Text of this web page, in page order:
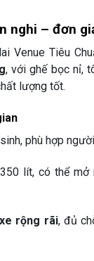
nghi – đơn
Venue Tiêu
, với ghế bọc nỉ,
lượng tốt.
phù hợp
350 lít, có thể mở
rộng rãi, đủ